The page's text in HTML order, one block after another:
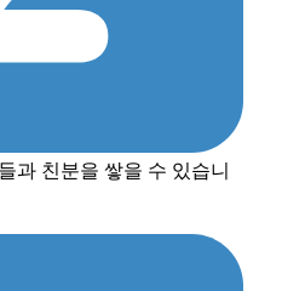
과 친분을 쌓을 수 있습니